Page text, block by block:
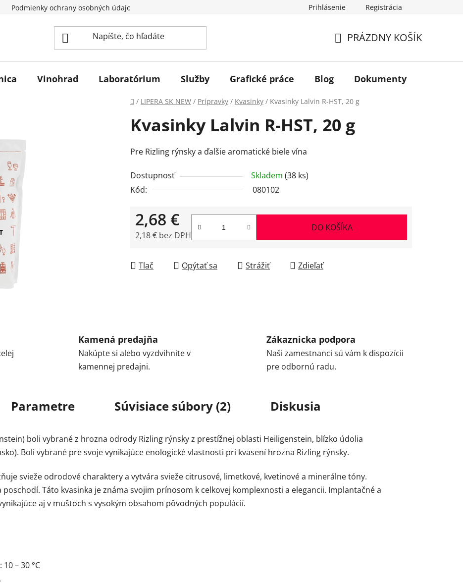
Podmienky ochrany osobných údajov Prihlásenie Registrácia
KOŠÍK
PRÁZDNY KOŠÍK
Vinohrad Laboratórium Služby Grafické práce Blog Dokumenty
Domov
/ LIPERA SK NEW / Prípravky / Kvasinky / Kvasinky Lalvin R-HST, 20 g
Kvasinky Lalvin R-HST, 20 g
Pre Rizling rýnsky a ďalšie aromatické biele vína
Dostupnosť Skladem (38 ks)
Kód:
080102
2,68 €
2,18 € bez DPH
DO KOŠÍKA
Tlač Opýtať sa Strážiť Zdieľať
Kamená predajňa
Nakúpte si alebo vyzdvihnite v
kamennej predajni.
Zákaznicka podpora
Naši zamestnanci sú vám k dispozícii
pre odbornú radu.
Parametre Súvisiace súbory (2) Diskusia
boli vybrané z hrozna odrody Rizling rýnsky z prestížnej oblasti Heiligenstein, blízko údolia
Boli vybrané pre svoje vynikajúce enologické vlastnosti pri kvasení hrozna Rizling rýnsky.
svieže odrodové charaktery a vytvára svieže citrusové, limetkové, kvetinové a minerálne tóny.
Táto kvasinka je známa svojim prínosom k celkovej komplexnosti a elegancii. Implantačné a
aj v muštoch s vysokým obsahom pôvodných populácií.
– 30 °C